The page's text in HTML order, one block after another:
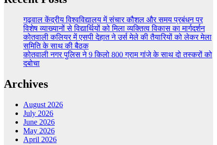
गढ़वाल केंद्रीय विश्वविद्यालय में संचार कौशल और समय प्रबंधन पर
विशेष व्याख्यानों से विद्यार्थियों को मिला व्यक्तित्व विकास का मार्गदर्शन
कोतवाली कलियर में एसपी देहात ने उर्स मेले की तैयारियों को लेकर मेला
समिति के साथ की बैठक
कोतवाली नगर पुलिस ने 9 किलो 800 ग्राम गांजे के साथ दो तस्करों को
दबोचा
Archives
August 2026
July 2026
June 2026
May 2026
April 2026